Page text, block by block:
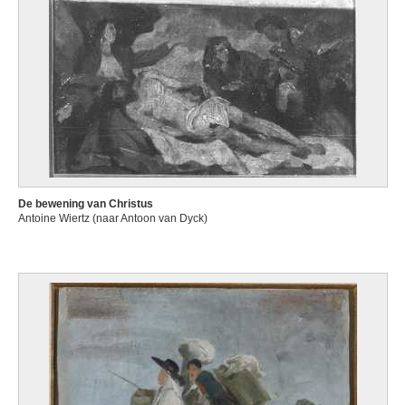
De bewening van Christus
Antoine Wiertz (naar Antoon van Dyck)